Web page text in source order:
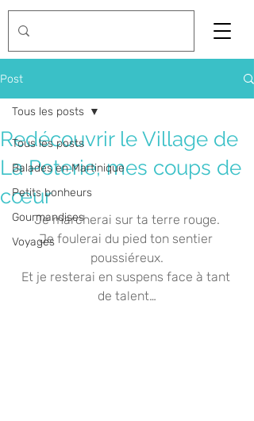
Post
Tous les posts
Balades en Martinique
Petits bonheurs
Gourmandises
Voyages
Tous les posts
Redécouvrir le Village de
La Poterie, mes coups de
cœur
Je marcherai sur ta terre rouge.
Je foulerai du pied ton sentier
poussiéreux.
Et je resterai en suspens face à tant
de talent…